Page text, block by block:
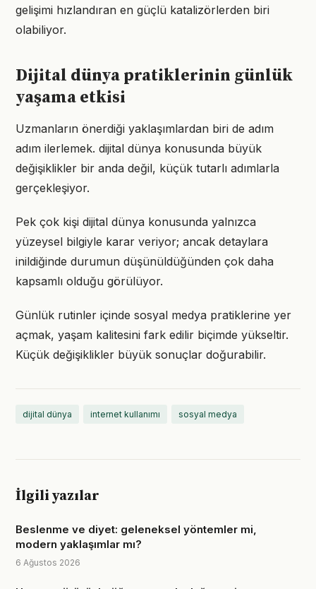
gelişimi hızlandıran en güçlü katalizörlerden biri
olabiliyor.
Dijital dünya pratiklerinin günlük
yaşama etkisi
Uzmanların önerdiği yaklaşımlardan biri de adım
adım ilerlemek. dijital dünya konusunda büyük
değişiklikler bir anda değil, küçük tutarlı adımlarla
gerçekleşiyor.
Pek çok kişi dijital dünya konusunda yalnızca
yüzeysel bilgiyle karar veriyor; ancak detaylara
inildiğinde durumun düşünüldüğünden çok daha
kapsamlı olduğu görülüyor.
Günlük rutinler içinde sosyal medya pratiklerine yer
açmak, yaşam kalitesini fark edilir biçimde yükseltir.
Küçük değişiklikler büyük sonuçlar doğurabilir.
dijital dünya internet kullanımı sosyal medya
İlgili yazılar
Beslenme ve diyet: geleneksel yöntemler mi,
modern yaklaşımlar mı?
6 Ağustos 2026